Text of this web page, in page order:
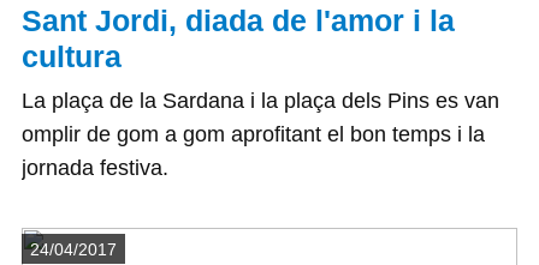
Sant Jordi, diada de l'amor i la
cultura
La plaça de la Sardana i la plaça dels Pins es van
omplir de gom a gom aprofitant el bon temps i la
jornada festiva.
Detalls
24/04/2017